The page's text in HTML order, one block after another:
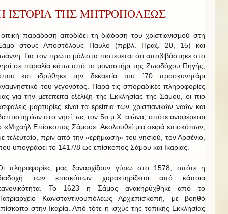
ΙΣΤΟΡΙΑ ΤΗΣ ΜΗΤΡΟΠΟΛΕΩΣ
παράδοση αποδίδει τη διάδοση του χριστιανισμού στη
στους Αποστόλους Παύλο (πρβλ. Πραξ. 20, 15) και
Για τον πρώτο μάλιστα πιστεύεται ότι αποβιβάστηκε στο
σε παραλία κάτω από το μοναστήρι της Ζωοδόχου Πηγής,
και ιδρύθηκε την δεκαετία του ΄70 προσκυνητάρι
του γεγονότος. Παρά τις σποραδικές πληροφορίες
για την μετέπειτα εξέλιξη της Εκκλησίας της Σάμου, οι πιο
μαρτυρίες είναι τα ερείπια των χριστιανικών ναών και
στο νησί, ως τον 5ο μ.Χ. αιώνα, οπότε αναφέρεται
«Μιχαήλ Επίσκοπος Σάμου». Ακολουθεί μια σειρά επισκόπων,
τελευταίο, πριν από την «ερήμωση» του νησιού, τον Αρσένιο,
υπογράφει το 1417/8 ως επίσκοπος Σάμου και Ικαρίας.
πληροφορίες μας ξαναρχίζουν γύρω στο 1578, οπότε η
των επισκόπων χαρακτηρίζεται από κάποια
Το 1623 η Σάμος ανακηρύχθηκε από το
Κωνσταντινουπόλεως Αρχιεπισκοπή, με βοηθό
στην Ικαρία. Από τότε η ισχύς της τοπικής Εκκλησίας